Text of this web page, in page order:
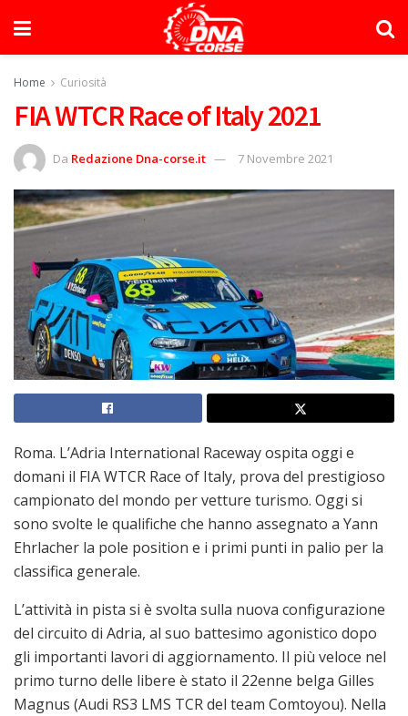
Home Curiosità
FIA WTCR Race of Italy 2021
Da Redazione Dna-corse.it 7 Novembre 2021
Roma. L’Adria International Raceway ospita oggi e
domani il FIA WTCR Race of Italy, prova del prestigioso
campionato del mondo per vetture turismo. Oggi si
sono svolte le qualifiche che hanno assegnato a Yann
Ehrlacher la pole position e i primi punti in palio per la
classifica generale.
L’attività in pista si è svolta sulla nuova configurazione
del circuito di Adria, al suo battesimo agonistico dopo
gli importanti lavori di aggiornamento. Il più veloce nel
primo turno delle libere è stato il 22enne belga Gilles
Magnus (Audi RS3 LMS TCR del team Comtoyou). Nella